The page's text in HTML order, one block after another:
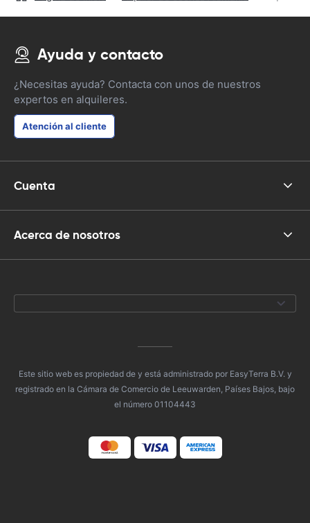
Ayuda y contacto
¿Necesitas ayuda? Contacta con unos de nuestros
expertos en alquileres.
Atención al cliente
Cuenta
Acerca de nosotros
Este sitio web es propiedad de y está administrado por EasyTerra B.V. y
registrado en la Cámara de Comercio de Leeuwarden, Países Bajos, bajo
el número 01104443